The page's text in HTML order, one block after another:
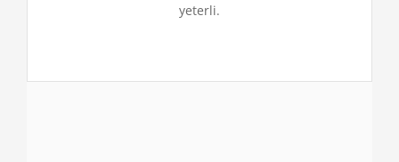
yeterli.